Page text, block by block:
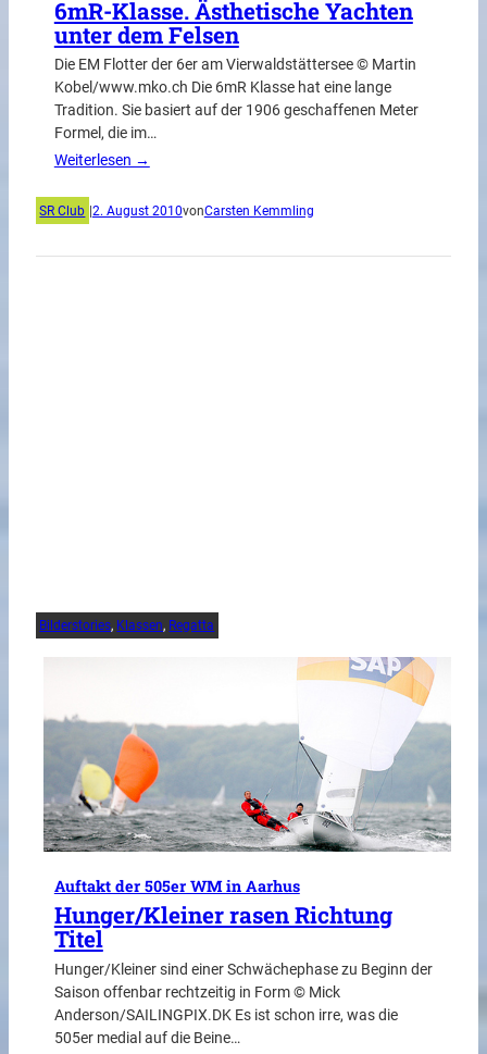
6mR-Klasse. Ästhetische Yachten
unter dem Felsen
Die EM Flotter der 6er am Vierwaldstättersee © Martin
Kobel/www.mko.ch Die 6mR Klasse hat eine lange
Tradition. Sie basiert auf der 1906 geschaffenen Meter
Formel, die im…
Weiterlesen →
SR Club |2. August 2010vonCarsten Kemmling
Bilderstories, Klassen, Regatta
Auftakt der 505er WM in Aarhus
Hunger/Kleiner rasen Richtung
Titel
Hunger/Kleiner sind einer Schwächephase zu Beginn der
Saison offenbar rechtzeitig in Form © Mick
Anderson/SAILINGPIX.DK Es ist schon irre, was die
505er medial auf die Beine…